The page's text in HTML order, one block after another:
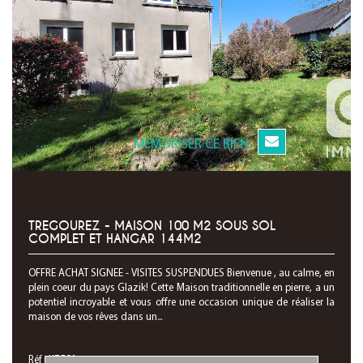
MEMORISER CE BIEN
TREGOUREZ - MAISON 100 M2 SOUS SOL
COMPLET ET HANGAR 144M2
OFFRE ACHAT SIGNEE - VISITES SUSPENDUES Bienvenue , au calme, en
plein coeur du pays Glazik! Cette Maison traditionnelle en pierre, a un
potentiel incroyable et vous offre une occasion unique de réaliser la
maison de vos rêves dans un...
Réf : K7501